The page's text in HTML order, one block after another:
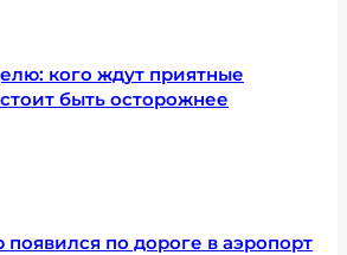
кого ждут приятные
быть осторожнее
по дороге в аэропорт